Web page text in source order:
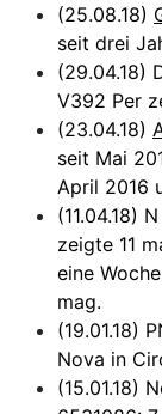
(25.08.18)
seit drei
(29.04.18)
V392 Per
(23.04.18)
seit Mai
April 2016
(11.04.18)
zeigte 11
eine
mag.
(19.01.18)
Nova in
(15.01.18)